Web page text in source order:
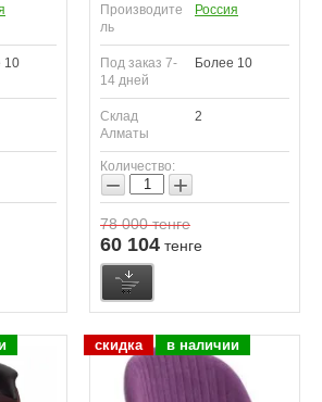
10
Производите
ль
Россия
Под заказ 7-
14 дней
Более 10
Склад
Алматы
2
Количество:
− +
78 000тенге
60 104 тенге
скидка в наличии